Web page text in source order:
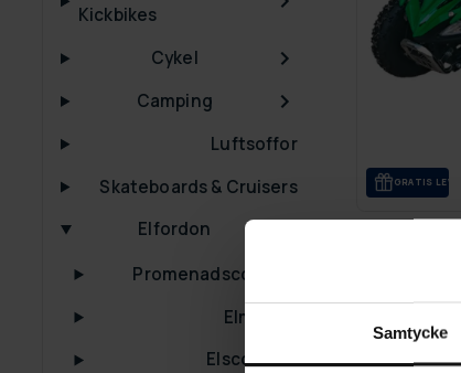
Samtycke
Kickbikes
Cykel
Camping
Luftsoffor
Skateboards & Cruisers
Elfordon
Promenadscooters
Elmoped
Elscooters
GRA­TIS
7 990,00 kr